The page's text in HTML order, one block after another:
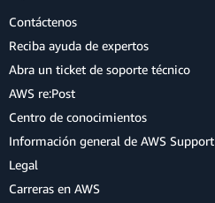
Contáctenos
Reciba ayuda de expertos
Abra un ticket de soporte técnico
AWS re:Post
Centro de conocimientos
Información general de AWS Support
Legal
Carreras en AWS